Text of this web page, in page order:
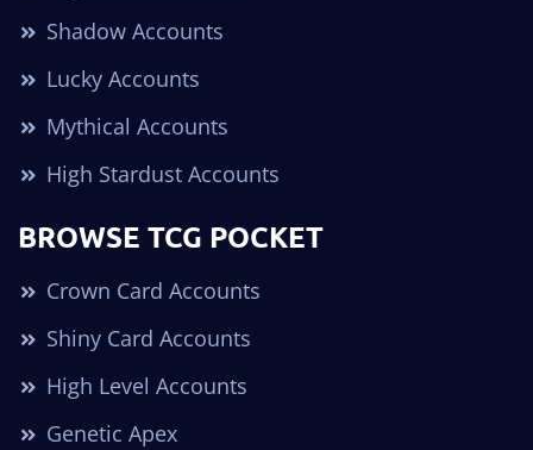
Shadow Accounts
Lucky Accounts
Mythical Accounts
High Stardust Accounts
BROWSE TCG POCKET
Crown Card Accounts
Shiny Card Accounts
High Level Accounts
Genetic Apex